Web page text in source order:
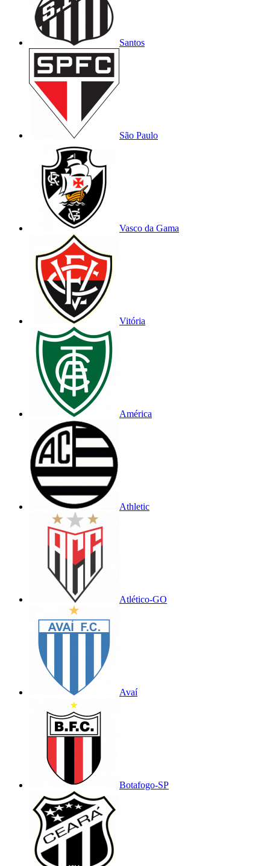
Santos
São Paulo
Vasco da Gama
Vitória
América
Athletic
Atlético-GO
Avaí
Botafogo-SP